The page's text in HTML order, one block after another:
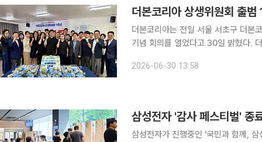
더본코리아 상생위원회 출
더본코리아는 전일 서울 서초구 더본
기념 회의를 열었다고 30일 밝혔다. 더본코리아 상생위원회는 지난해 6월 30일 가맹점 대표와 본
호사, 유효상 유니콘경제연구원장 등
2026-06-30 13:58
삼성전자 '감사 페스티벌'
삼성전자가 진행중인 '국민과 함께,